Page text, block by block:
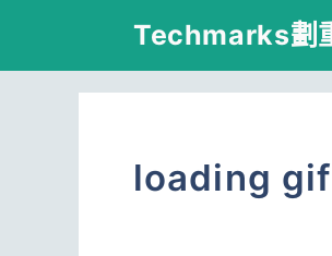
Techmarks劃
loading gif